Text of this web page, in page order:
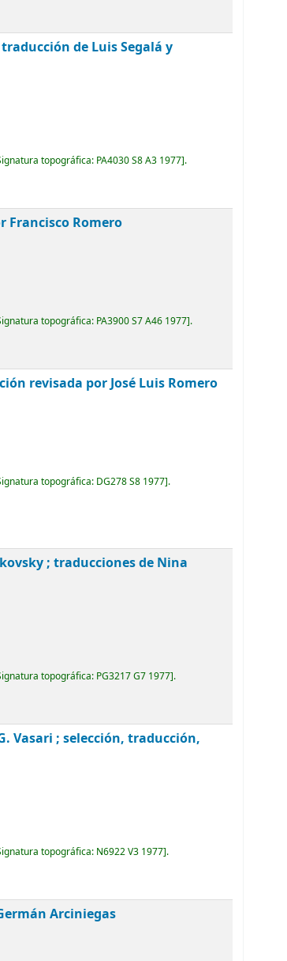
de Luis Segalá y
topográfica: PA4030 S8 A3 1977 .
Francisco Romero
topográfica: PA3900 S7 A46 1977 .
revisada por José Luis Romero
topográfica: DG278 S8 1977 .
; traducciones de Nina
topográfica: PG3217 G7 1977 .
Vasari ; selección, traducción,
topográfica: N6922 V3 1977 .
Arciniegas